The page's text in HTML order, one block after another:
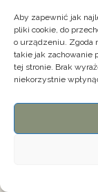
Aby zapewnić jak
pliki cookie, do
o urządzeniu. Zgoda
takie jak zachowanie
tej stronie. Brak
niekorzystnie